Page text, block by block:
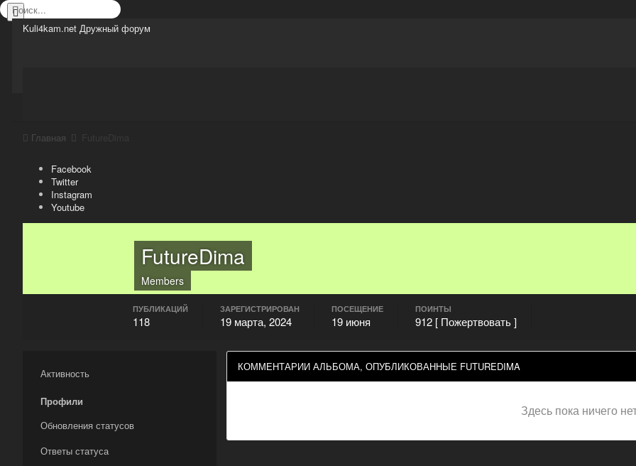
Kuli4kam.net Дружный форум
Главная
Facebook
Twitter
Instagram
Youtube
FutureDima
Members
ПУБЛИКАЦИЙ
118
ЗАРЕГИСТРИРОВАН
19 марта, 2024
ПОСЕЩЕНИЕ
19 июня
ПОИНТЫ
912 [ Пожертвовать ]
Активность
Профили
Обновления статусов
Ответы статуса
КОММЕНТАРИИ АЛЬБОМА, ОПУБЛИКОВАННЫЕ FUTUREDIMA
Здесь пока ничего